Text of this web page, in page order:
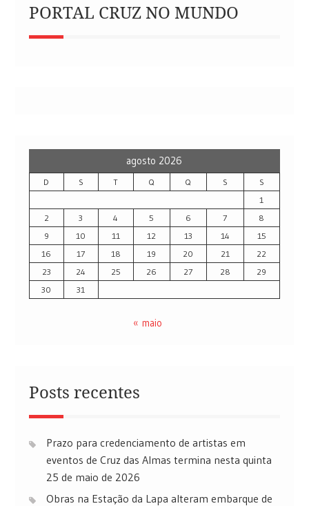
PORTAL CRUZ NO MUNDO
agosto 2026
D S T Q Q S
S
1
2
3 4 5 6 7
8
9
10 11 12 13 14
15
16
17 18 19 20 21
22
23
24 25 26 27 28
29
30
31
« maio
Posts recentes
Prazo para credenciamento de artistas em
eventos de Cruz das Almas termina nesta quinta
25 de maio de 2026
Obras na Estação da Lapa alteram embarque de